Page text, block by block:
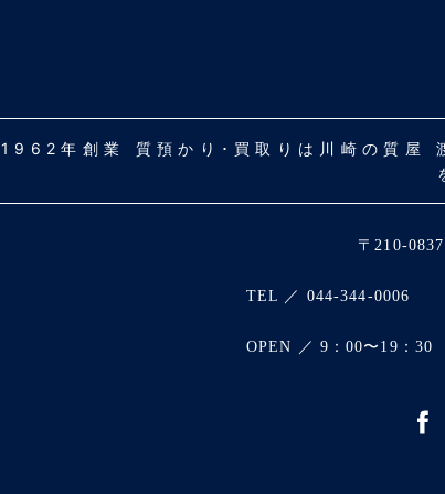
1962年創業 質預かり･買取りは川崎の質屋
〒210-
TEL ／ 044-344-0006
OPEN ／ 9：00〜19：30